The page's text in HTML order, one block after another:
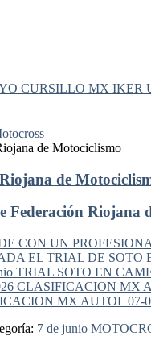
de
Federación Riojana
CON UN
EL TRIAL DE SOTO
TRIAL SOTO EN
CLASIFICACION MX
MX AUTOL 07-
7 de junio